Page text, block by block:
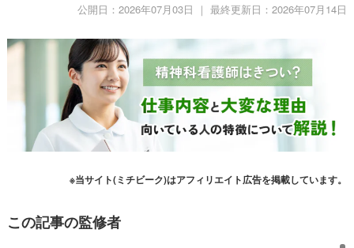
公開日：2026年07月03日 ｜ 最終更新日：2026年07月14日
※当サイト(ミチビーク)はアフィリエイト広告を掲載しています。
この記事の監修者